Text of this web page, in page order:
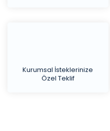
Kurumsal İsteklerinize
Özel Teklif